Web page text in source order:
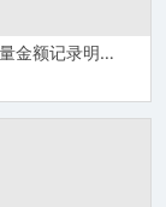
库存管理数量金额记录明细详情报表Excel模板